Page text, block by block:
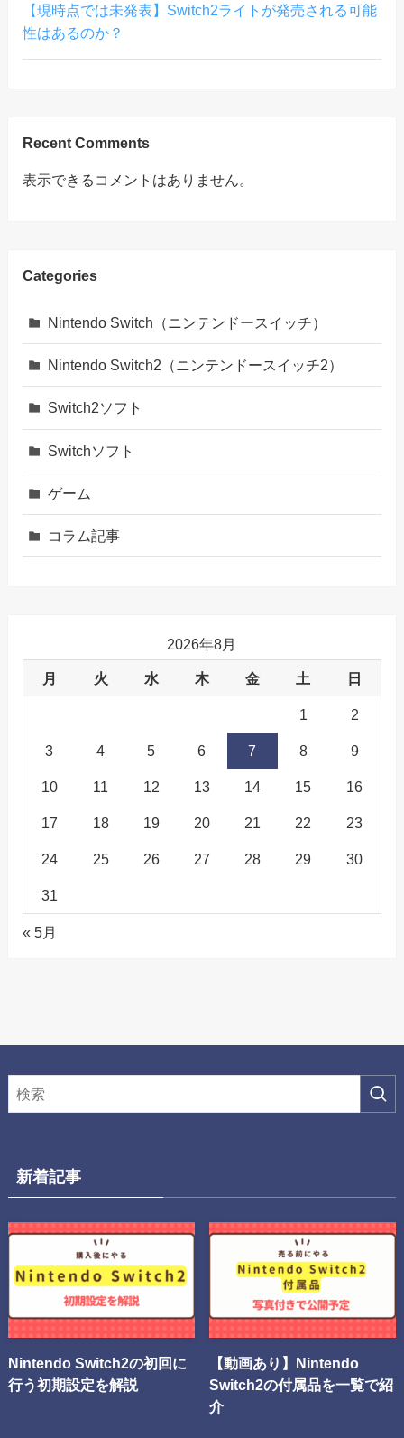
【現時点では未発表】Switch2ライトが発売される可能
性はあるのか？
Recent Comments
表示できるコメントはありません。
Categories
Nintendo Switch（ニンテンドースイッチ）
Nintendo Switch2（ニンテンドースイッチ2）
Switch2ソフト
Switchソフト
ゲーム
コラム記事
2026年8月
月 火 水 木 金 土 日
1 2
3 4 5 6 7 8 9
10 11 12 13 14 15 16
17 18 19 20 21 22 23
24 25 26 27 28 29 30
31
« 5月
新着記事
Nintendo Switch2の初回に
行う初期設定を解説
【動画あり】Nintendo
Switch2の付属品を一覧で紹
介